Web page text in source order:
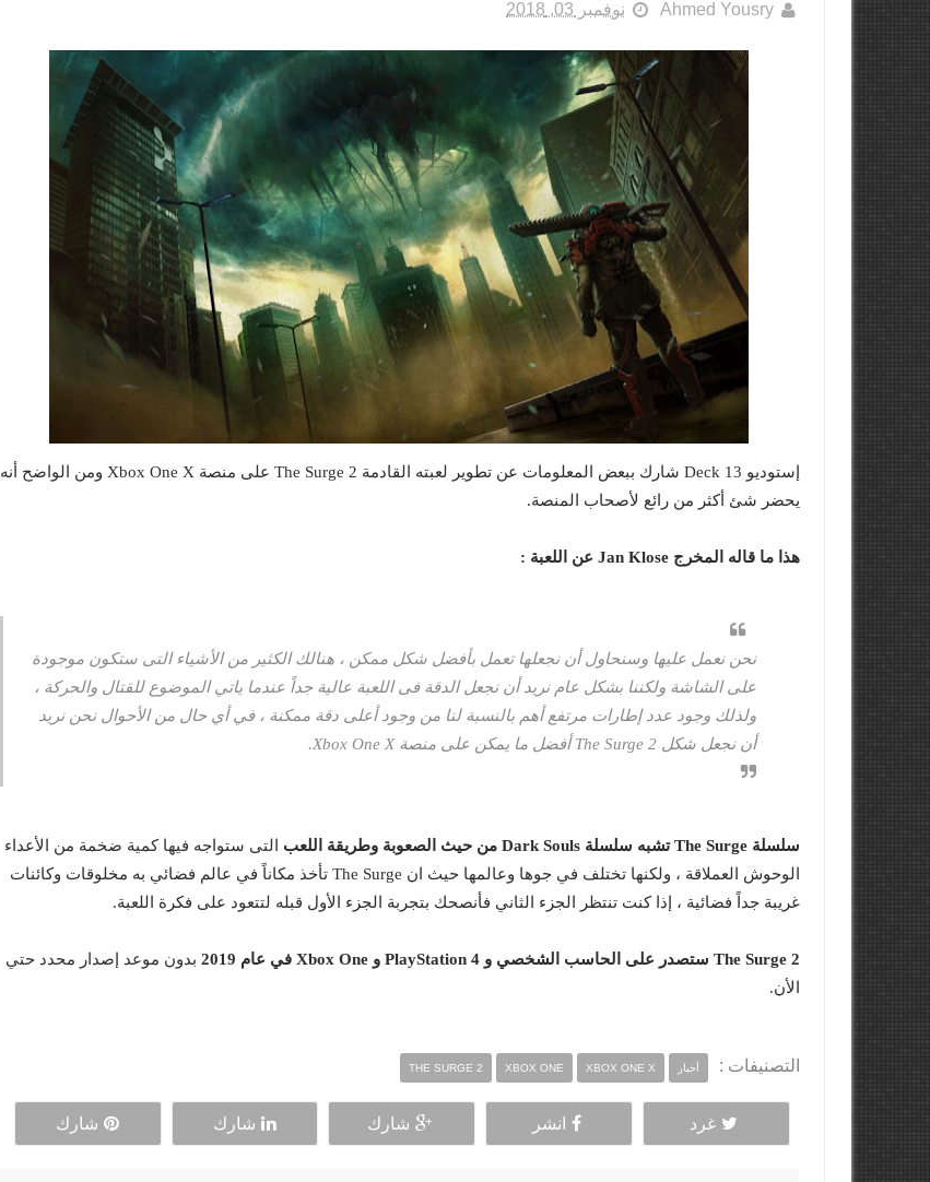
Ahmed Yousry نوفمبر 03, 2018
إستوديو Deck 13 شارك ببعض المعلومات عن تطوير لعبته القادمة The Surge 2 على منصة Xbox One X ومن الواضح أنه
يحضر شئ أكثر من رائع لأصحاب المنصة.
هذا ما قاله المخرج Jan Klose عن اللعبة :
نحن نعمل عليها وسنحاول أن نجعلها تعمل بأفضل شكل ممكن ، هنالك الكثير من الأشياء التى ستكون موجودة
على الشاشة ولكننا بشكل عام نريد أن نجعل الدقة فى اللعبة عالية جداً عندما ياتي الموضوع للقتال والحركة ،
ولذلك وجود عدد إطارات مرتفع أهم بالنسبة لنا من وجود أعلى دقة ممكنة ، في أي حال من الأحوال نحن نريد
أن نجعل شكل The Surge 2 أفضل ما يمكن على منصة Xbox One X.
سلسلة The Surge تشبه سلسلة Dark Souls من حيث الصعوبة وطريقة اللعب
التى ستواجه فيها كمية ضخمة من الأعداء
الوحوش العملاقة ، ولكنها تختلف في جوها وعالمها حيث ان The Surge تأخذ مكاناً في عالم فضائي به مخلوقات وكائنات
غريبة جداً فضائية ، إذا كنت تنتظر الجزء الثاني فأنصحك بتجربة الجزء الأول قبله لتتعود على فكرة اللعبة.
The Surge 2 ستصدر على الحاسب الشخصي و PlayStation 4 و Xbox One في عام 2019
بدون موعد إصدار محدد حتي
الأن.
التصنيفات : أخبار THE SURGE 2 XBOX ONE XBOX ONE X
غرد انشر شارك شارك شارك